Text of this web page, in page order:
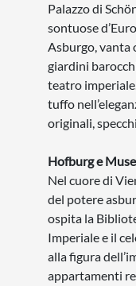
Palazzo di
sontuose
Asburgo, vanta
giardini
teatro
tuffo
originali,
Hofburg e
Nel cuore di
del potere
ospita la
Imperiale e il
alla figura
appartamenti